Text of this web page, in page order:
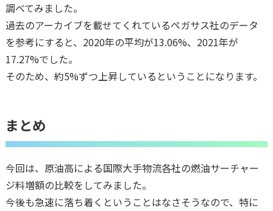
調べてみました。
過去のアーカイブを載せてくれているペガサス社のデータ
を参考にすると、2020年の平均が13.06%、2021年が
17.27%でした。
そのため、約5%ずつ上昇しているということになります。
まとめ
今回は、原油高による国際大手物流各社の燃油サーチャー
ジ料増額の比較をしてみました。
今後も急速に落ち着くということはなさそうなので、特に